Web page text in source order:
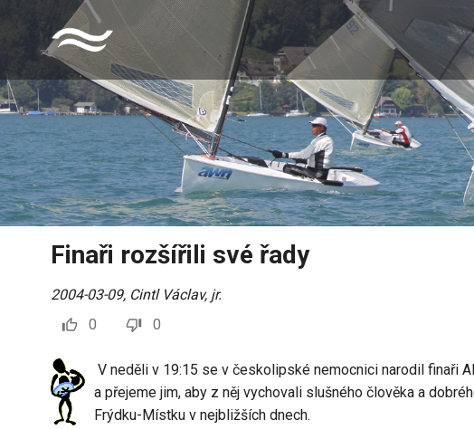
Finaři rozšířili své řady
2004-03-09, Cintl Václav, jr.
0
0
V neděli v 19:15 se v českolipské nemocnici narodil finaři
a přejeme jim, aby z něj vychovali slušného člověka a
Frýdku-Místku v nejbližších dnech.